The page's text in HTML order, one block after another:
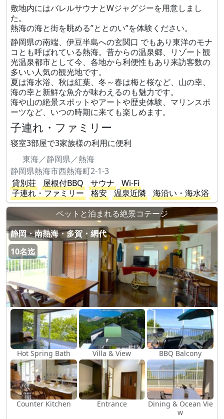
敷地内にはバレルサウナとWジャグジーを用意しまし
た。
熱海の海と街を眺める”ととのい”を体験ください。
静岡県の南端、伊豆半島への玄関口 でもあり東洋のモナ
コとも呼ばれている熱海。昔からの温泉郷、リゾート観
光温泉都市として今、各地から利便性もあり来訪客数の
多いい人気の観光地です。
夏は海水浴、秋は紅葉、冬～春は梅と桜など、山の幸、
海の幸と新鮮な魚介が味わえるのも魅力です。
海や山の絶景スポットやアートや歴史体験、マリンスポ
ーツなど、いつの時期に来ても楽しめます。
子連れ・ファミリー
寝室3部屋で3家族様の利用に便利
東海／静岡県／熱海
静岡県熱海市西熱海町2-1-3
貸別荘
屋根付BBQ サウナ
Wi-Fi
子連れ・ファミリー
格安 温泉近隣
海沿い・海水浴
ペットと泊まれる絶景コテージ
静岡・南熱海・多賀・網代
10名迄
Hot Spring Bath Villa & View BBQ Balcony
Counter Kitchen Entrance
Dining & Ocean Vie
w